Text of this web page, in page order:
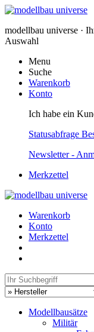
modellbau universe ·
Auswahl
Menu
Suche
Warenkorb
Konto
Ich habe ein
Statusabfrage
Newsletter -
Merkzettel
Warenkorb
Konto
Merkzettel
Modellbausätze
Militär